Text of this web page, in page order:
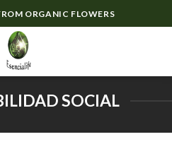
ORGANIC FLOWERS
SOCIAL